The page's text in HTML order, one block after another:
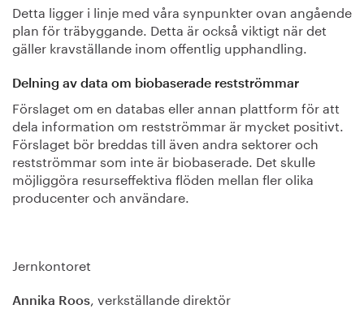
Detta ligger i linje med våra synpunkter ovan angående
plan för träbyggande. Detta är också viktigt när det
gäller kravställande inom offentlig upphandling.
Delning av data om biobaserade restströmmar
Förslaget om en databas eller annan plattform för att
dela information om restströmmar är mycket positivt.
Förslaget bör breddas till även andra sektorer och
restströmmar som inte är biobaserade. Det skulle
möjliggöra resurseffektiva flöden mellan fler olika
producenter och användare.
Jernkontoret
Annika Roos , verkställande direktör